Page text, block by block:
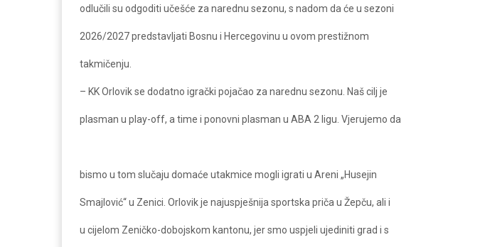
odlučili su odgoditi učešće za narednu sezonu, s nadom da će u sezoni
2026/2027 predstavljati Bosnu i Hercegovinu u ovom prestižnom
takmičenju.
– KK Orlovik se dodatno igrački pojačao za narednu sezonu. Naš cilj je
plasman u play-off, a time i ponovni plasman u ABA 2 ligu. Vjerujemo da
bismo u tom slučaju domaće utakmice mogli igrati u Areni „Husejin
Smajlović“ u Zenici. Orlovik je najuspješnija sportska priča u Žepču, ali i
u cijelom Zeničko-dobojskom kantonu, jer smo uspjeli ujediniti grad i s